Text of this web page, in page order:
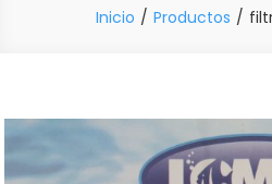
Inicio Productos